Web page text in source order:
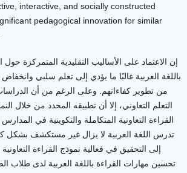
interactive, and socially constructed
pedagogical innovation for similar
إن الاعتماد على الأساليب التقليدية المتمركزة حول
باللغة العربية غالبًا ما يؤدي إلى تعلم سلبي
من تطوير كفاءاتهم. وعلى الرغم من أن
التعلم التعاوني، إلا أن تطبيقه المحدد من خلال
القراءة التعاونية المتكاملة والتكوينية في المدارس
تدرس اللغة العربية لا يزال غير مستكشف بشكل
إلى التحقيق في فعالية نموذج القراءة التعاونية
تحسين مهارات القراءة باللغة العربية لدى طلاب